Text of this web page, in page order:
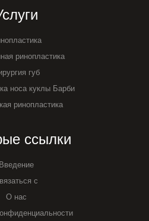
ринопластика
губ
носа куклы Барби
ринопластика
ссылки
Введение
с
О нас